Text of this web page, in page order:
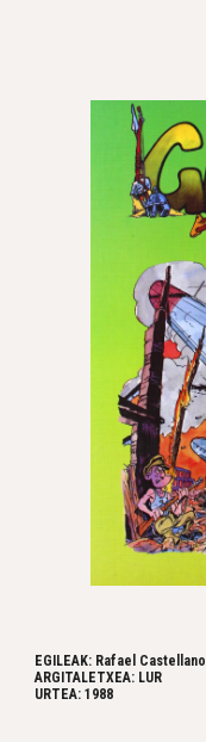
EGILEAK: Rafael Castellano
ARGITALETXEA: LUR
URTEA: 1988